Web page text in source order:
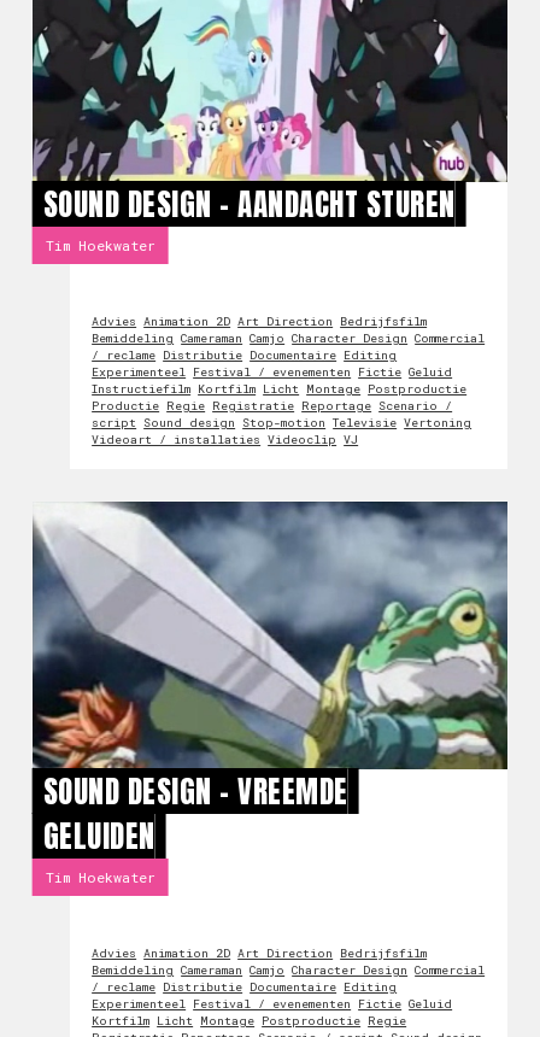
SOUND DESIGN - AANDACHT STUREN
Tim Hoekwater
Advies Animation 2D Art Direction
Bedrijfsfilm
Bemiddeling Cameraman Camjo Character Design Commercial
/ reclame Distributie Documentaire Editing
Experimenteel
Festival / evenementen Fictie Geluid
Instructiefilm Kortfilm Licht Montage Postproductie
Productie Regie Registratie Reportage Scenario /
script
Sound design Stop-motion Televisie Vertoning
Videoart / installaties Videoclip VJ
SOUND DESIGN - VREEMDE
GELUIDEN
Tim Hoekwater
Advies Animation 2D Art Direction
Bedrijfsfilm
Bemiddeling Cameraman Camjo Character Design Commercial
/ reclame Distributie Documentaire Editing
Experimenteel Festival / evenementen Fictie Geluid
Kortfilm Licht Montage Postproductie Regie